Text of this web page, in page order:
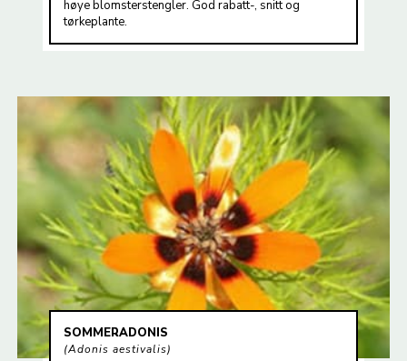
høye blomsterstengler. God rabatt-, snitt og
tørkeplante.
SOMMERADONIS
Adonis aestivalis